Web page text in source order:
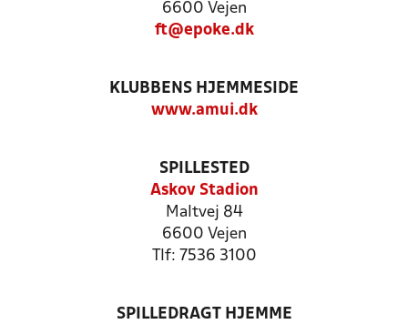
6600 Vejen
ft@epoke.dk
KLUBBENS HJEMMESIDE
www.amui.dk
SPILLESTED
Askov Stadion
Maltvej 84
6600 Vejen
Tlf: 7536 3100
SPILLEDRAGT HJEMME